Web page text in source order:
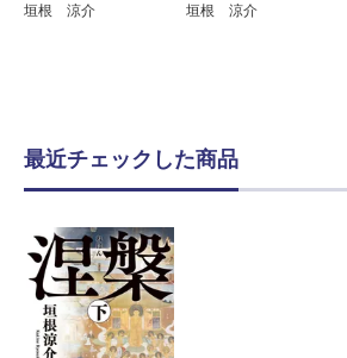
垣根 涼介
垣根 涼介
最近チェックした商品